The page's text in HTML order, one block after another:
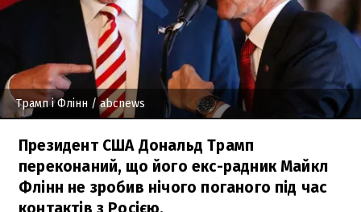
Трамп і Флінн / abcnews
Президент США Дональд Трамп
переконаний, що його екс-радник Майкл
Флінн не зробив нічого поганого під час
контактів з Росією.